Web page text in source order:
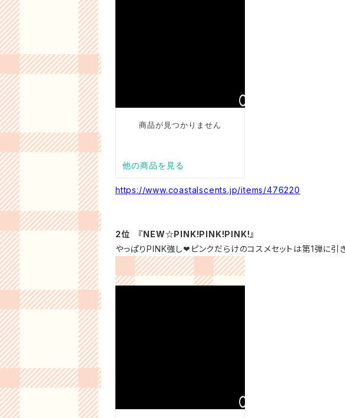
https://www.coastalscents.jp/items/476220
2位 『NEW☆PINK!PINK!PINK!』
やっぱりPINK強し❤ピンクだらけのコスメセットは第1弾に引